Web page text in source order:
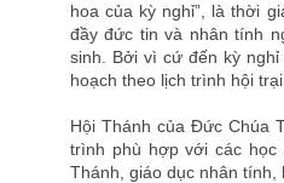
hoa của kỳ nghỉ”, là thời
đầy đức tin và nhân tính
sinh. Bởi vì cứ đến kỳ
hoạch theo lịch trình hội
Hội Thánh của Đức Chúa
trình phù hợp với các học
Thánh, giáo dục nhân tính,